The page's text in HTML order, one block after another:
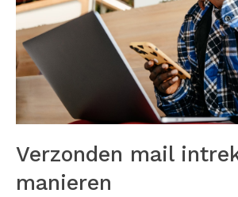
Verzonden mail
manieren